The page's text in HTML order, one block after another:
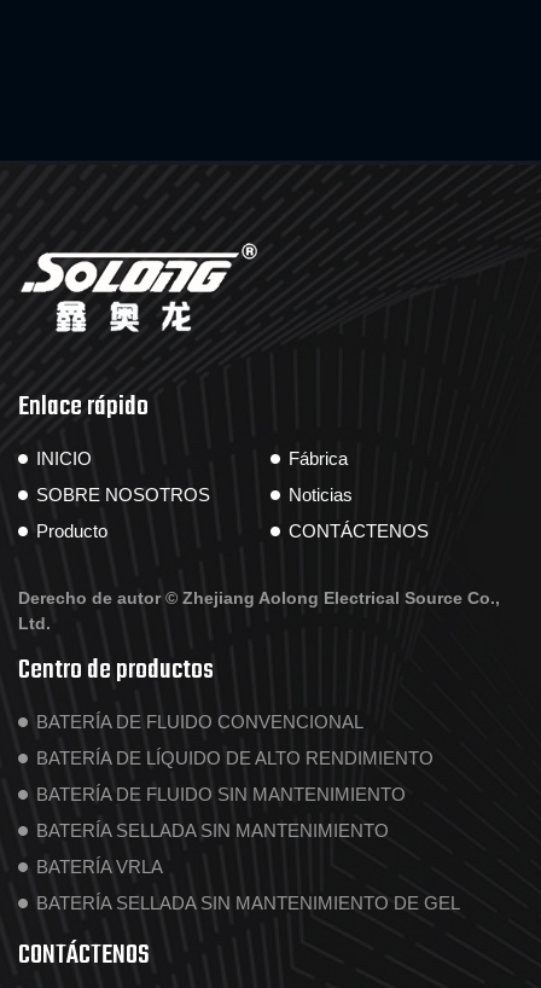
Enlace rápido
INICIO
Fábrica
SOBRE NOSOTROS
Noticias
Producto
CONTÁCTENOS
Derecho de autor © Zhejiang Aolong Electrical Source Co.,
Ltd.
Centro de productos
BATERÍA DE FLUIDO CONVENCIONAL
BATERÍA DE LÍQUIDO DE ALTO RENDIMIENTO
BATERÍA DE FLUIDO SIN MANTENIMIENTO
BATERÍA SELLADA SIN MANTENIMIENTO
BATERÍA VRLA
BATERÍA SELLADA SIN MANTENIMIENTO DE GEL
CONTÁCTENOS